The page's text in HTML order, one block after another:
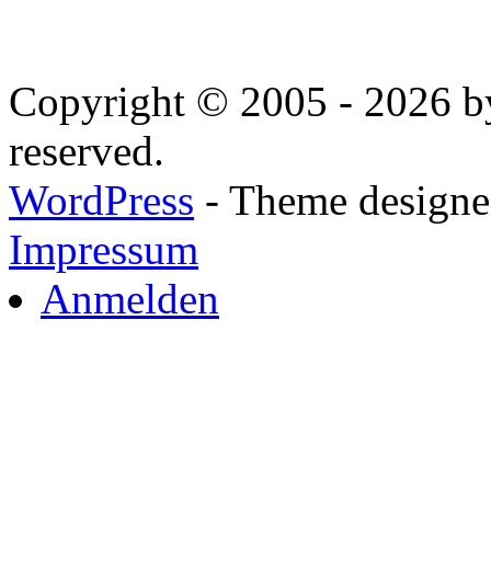
Copyright © 2005 - 2026
reserved.
WordPress - Theme
Impressum
Anmelden